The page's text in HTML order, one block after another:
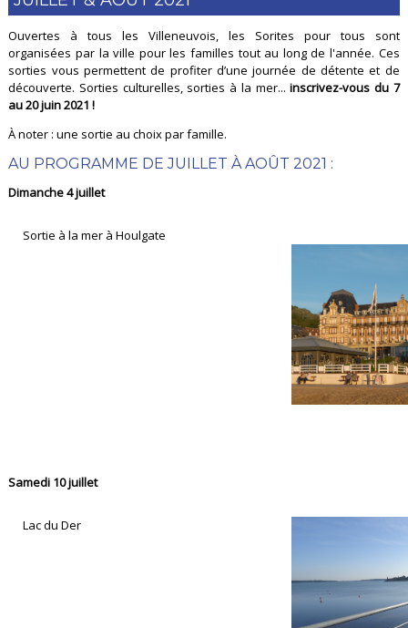
Ouvertes à tous les Villeneuvois, les Sorites pour tous sont
organisées par la ville pour les familles tout au long de l'année. Ces
sorties vous permettent de profiter d’une journée de détente et de
découverte. Sorties culturelles, sorties à la mer...inscrivez-vous du 7
au 20 juin 2021 !
À noter : une sortie au choix par famille.
AU PROGRAMME DE JUILLET À AOÛT 2021 :
Dimanche 4 juillet
Sortie à la mer à Houlgate
Samedi 10 juillet
Lac du Der